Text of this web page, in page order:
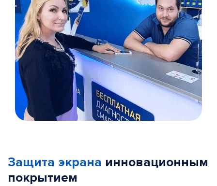
5
Защита экрана инновационным
покрытием